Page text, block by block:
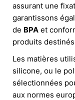
assurant une
garantissons
de BPA et
produits
Les matières
silicone, ou le
sélectionnées
aux normes